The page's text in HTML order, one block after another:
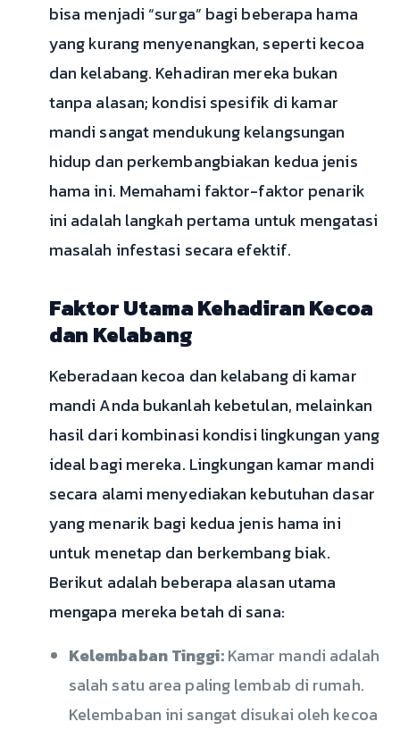
bisa menjadi “surga” bagi beberapa hama
yang kurang menyenangkan, seperti kecoa
dan kelabang. Kehadiran mereka bukan
tanpa alasan; kondisi spesifik di kamar
mandi sangat mendukung kelangsungan
hidup dan perkembangbiakan kedua jenis
hama ini. Memahami faktor-faktor penarik
ini adalah langkah pertama untuk mengatasi
masalah infestasi secara efektif.
Faktor Utama Kehadiran Kecoa
dan Kelabang
Keberadaan kecoa dan kelabang di kamar
mandi Anda bukanlah kebetulan, melainkan
hasil dari kombinasi kondisi lingkungan yang
ideal bagi mereka. Lingkungan kamar mandi
secara alami menyediakan kebutuhan dasar
yang menarik bagi kedua jenis hama ini
untuk menetap dan berkembang biak.
Berikut adalah beberapa alasan utama
mengapa mereka betah di sana:
Kelembaban Tinggi:Kamar mandi adalah
salah satu area paling lembab di rumah.
Kelembaban ini sangat disukai oleh kecoa